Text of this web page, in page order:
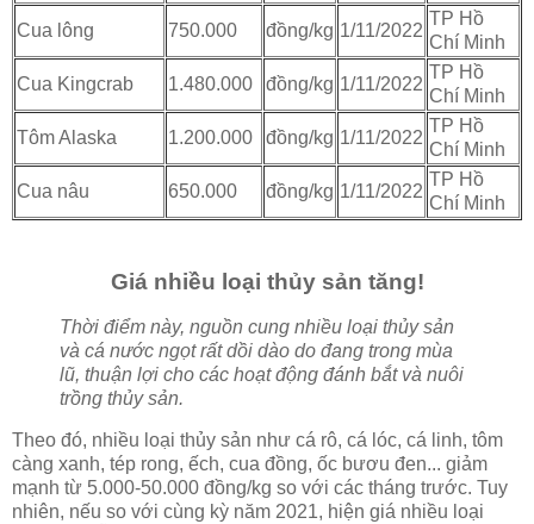
Cua lông 750.000 đồng/kg 1/11/2022
TP Hồ
Chí Minh
Cua Kingcrab 1.480.000 đồng/kg 1/11/2022
TP Hồ
Chí Minh
Tôm Alaska 1.200.000 đồng/kg 1/11/2022
TP Hồ
Chí Minh
Cua nâu 650.000 đồng/kg 1/11/2022
TP Hồ
Chí Minh
Giá nhiều loại thủy sản tăng!
Thời điểm này, nguồn cung nhiều loại thủy sản
và cá nước ngọt rất dồi dào do đang trong mùa
lũ, thuận lợi cho các hoạt động đánh bắt và nuôi
trồng thủy sản.
Theo đó, nhiều loại thủy sản như cá rô, cá lóc, cá linh, tôm
càng xanh, tép rong, ếch, cua đồng, ốc bươu đen... giảm
mạnh từ 5.000-50.000 đồng/kg so với các tháng trước. Tuy
nhiên, nếu so với cùng kỳ năm 2021, hiện giá nhiều loại